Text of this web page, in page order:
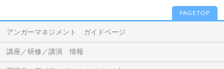
PAGETOP
アンガーマネジメント ガイドページ
講座／研修／講演 情報